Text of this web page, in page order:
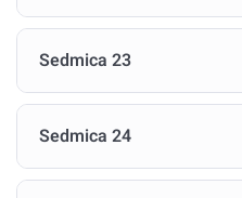
Sedmica 23
Sedmica 24